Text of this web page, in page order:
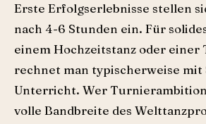
Erste Erfolgserlebnisse stellen
nach 4-6 Stunden ein. Für
einem Hochzeitstanz oder einer
rechnet man typischerweise mit
Unterricht. Wer
volle Bandbreite des